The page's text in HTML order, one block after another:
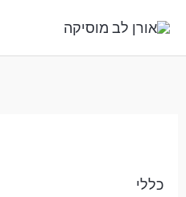
לתוכן
כללי
ספק